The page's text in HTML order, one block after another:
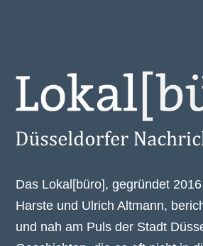
Das Lokal[büro], gegründet
Harste und Ulrich Altmann,
und nah am Puls der Stadt